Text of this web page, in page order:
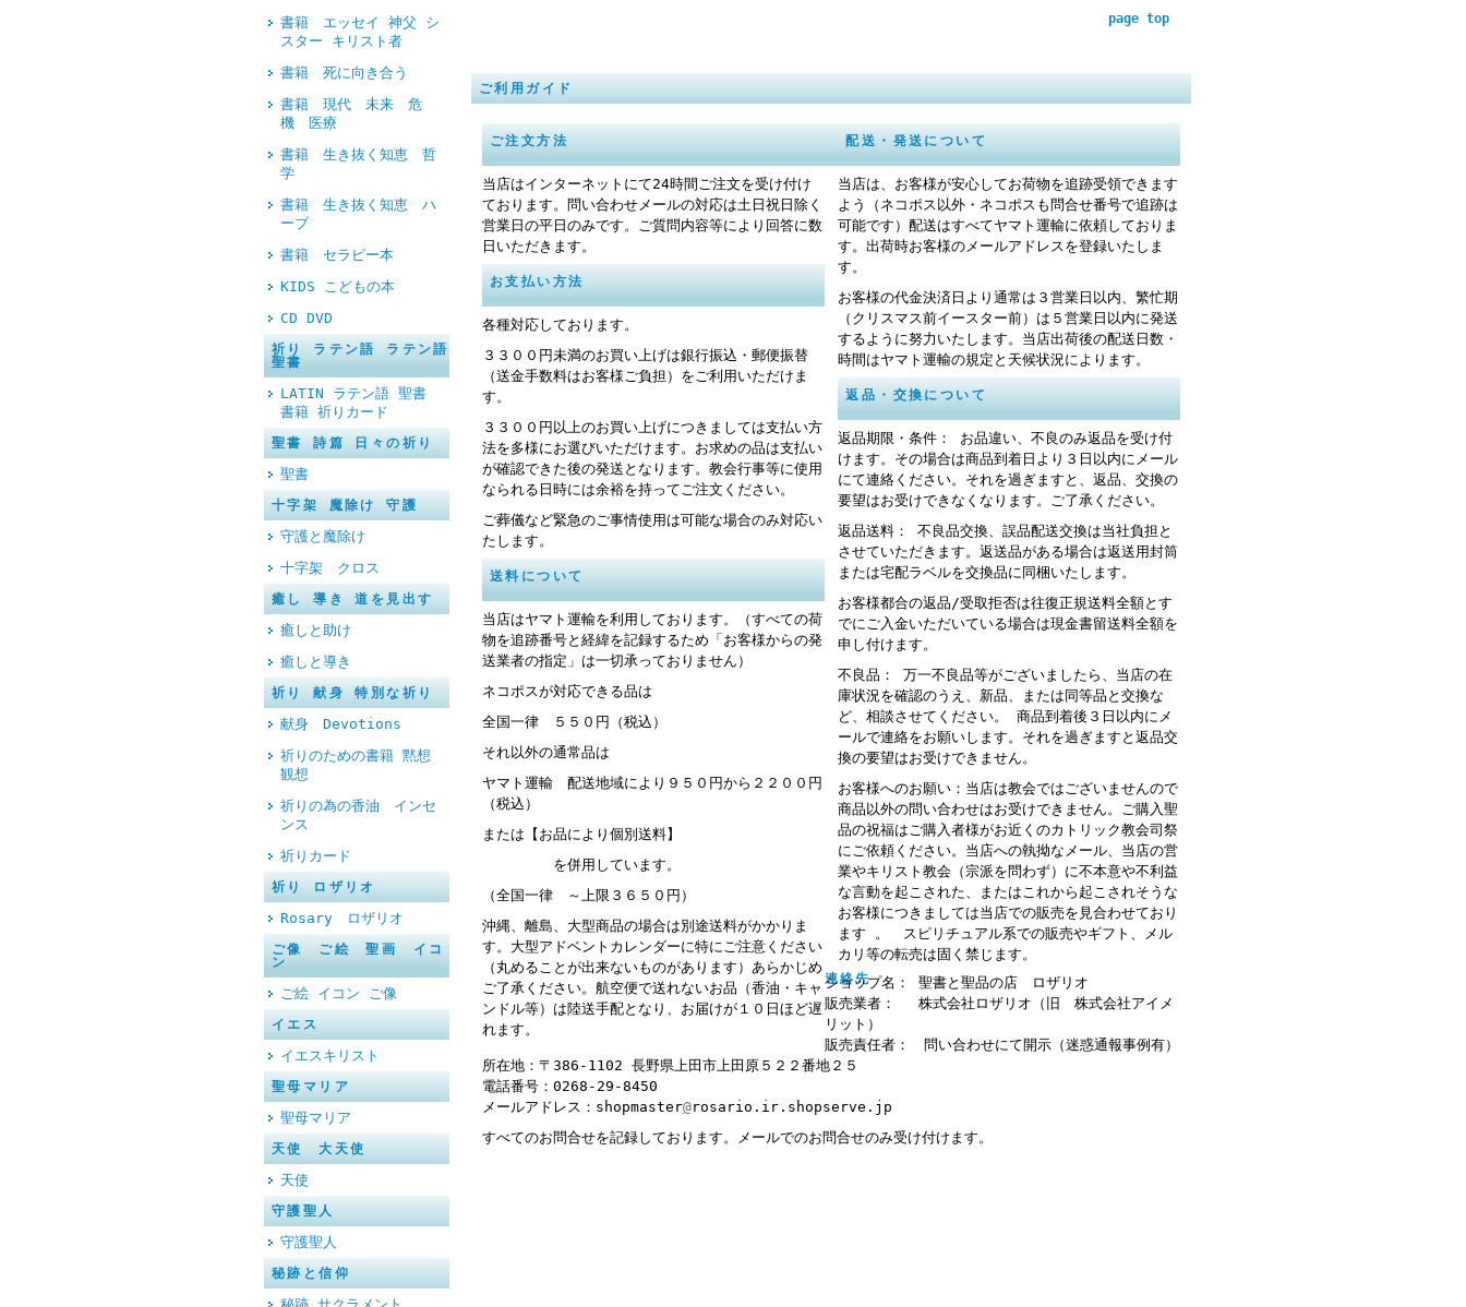
書籍 エッセイ 神父 シ
スター キリスト者
書籍 死に向き合う
書籍 現代 未来 危
機 医療
書籍 生き抜く知恵 哲
学
書籍 生き抜く知恵 ハ
ーブ
書籍 セラピー本
KIDS こどもの本
CD DVD
祈り ラテン語 ラテン語
聖書
LATIN ラテン語 聖書
書籍 祈りカード
聖書 詩篇 日々の祈り
聖書
十字架 魔除け 守護
守護と魔除け
十字架 クロス
癒し 導き 道を見出す
癒しと助け
癒しと導き
祈り 献身 特別な祈り
献身 Devotions
祈りのための書籍 黙想
観想
祈りの為の香油 インセ
ンス
祈りカード
祈り ロザリオ
Rosary ロザリオ
ご像 ご絵 聖画 イコ
ン
ご絵 イコン ご像
イエス
イエスキリスト
聖母マリア
聖母マリア
天使 大天使
天使
守護聖人
守護聖人
秘跡と信仰
page top
ご利用ガイド
ご注文方法
当店はインターネットにて24時間ご注文を受け付け
ております。問い合わせメールの対応は土日祝日除く
営業日の平日のみです。ご質問内容等により回答に数
日いただきます。
お支払い方法
各種対応しております。
３３００円未満のお買い上げは銀行振込・郵便振替
（送金手数料はお客様ご負担）をご利用いただけま
す。
３３００円以上のお買い上げにつきましては支払い方
法を多様にお選びいただけます。お求めの品は支払い
が確認できた後の発送となります。教会行事等に使用
なられる日時には余裕を持ってご注文ください。
ご葬儀など緊急のご事情使用は可能な場合のみ対応い
たします。
送料について
当店はヤマト運輸を利用しております。（すべての荷
物を追跡番号と経緯を記録するため「お客様からの発
送業者の指定」は一切承っておりません）
ネコポスが対応できる品は
全国一律 ５５０円（税込）
それ以外の通常品は
ヤマト運輸 配送地域により９５０円から２２００円
（税込）
または【お品により個別送料】
を併用しています。
（全国一律 ～上限３６５０円）
沖縄、離島、大型商品の場合は別途送料がかかりま
す。大型アドベントカレンダーに特にご注意ください
（丸めることが出来ないものがあります）あらかじめ
ご了承ください。航空便で送れないお品（香油・キャ
ンドル等）は陸送手配となり、お届けが１０日ほど遅
れます。
配送・発送について
当店は、お客様が安心してお荷物を追跡受領できます
よう（ネコポス以外・ネコポスも問合せ番号で追跡は
可能です）配送はすべてヤマト運輸に依頼しておりま
す。出荷時お客様のメールアドレスを登録いたしま
す。
お客様の代金決済日より通常は３営業日以内、繁忙期
（クリスマス前イースター前）は５営業日以内に発送
するように努力いたします。当店出荷後の配送日数・
時間はヤマト運輸の規定と天候状況によります。
返品・交換について
返品期限・条件： お品違い、不良のみ返品を受け付
けます。その場合は商品到着日より３日以内にメール
にて連絡ください。それを過ぎますと、返品、交換の
要望はお受けできなくなります。ご了承ください。
返品送料： 不良品交換、誤品配送交換は当社負担と
させていただきます。返送品がある場合は返送用封筒
または宅配ラベルを交換品に同梱いたします。
お客様都合の返品/受取拒否は往復正規送料全額とす
でにご入金いただいている場合は現金書留送料全額を
申し付けます。
不良品： 万一不良品等がございましたら、当店の在
庫状況を確認のうえ、新品、または同等品と交換な
ど、相談させてください。 商品到着後３日以内にメ
ールで連絡をお願いします。それを過ぎますと返品交
換の要望はお受けできません。
お客様へのお願い：当店は教会ではございませんので
商品以外の問い合わせはお受けできません。ご購入聖
品の祝福はご購入者様がお近くのカトリック教会司祭
にご依頼ください。当店への執拗なメール、当店の営
業やキリスト教会（宗派を問わず）に不本意や不利益
な言動を起こされた、またはこれから起こされそうな
お客様につきましては当店での販売を見合わせており
ます 。 スピリチュアル系での販売やギフト、メル
カリ等の転売は固く禁じます。
連絡先
ショップ名： 聖書と聖品の店 ロザリオ
販売業者： 株式会社ロザリオ（旧 株式会社アイメ
リット）
販売責任者： 問い合わせにて開示（迷惑通報事例有）
所在地：〒386-1102 長野県上田市上田原５２２番地２５
電話番号：0268-29-8450
メールアドレス：shopmaster@rosario.ir.shopserve.jp
すべてのお問合せを記録しております。メールでのお問合せのみ受け付けます。